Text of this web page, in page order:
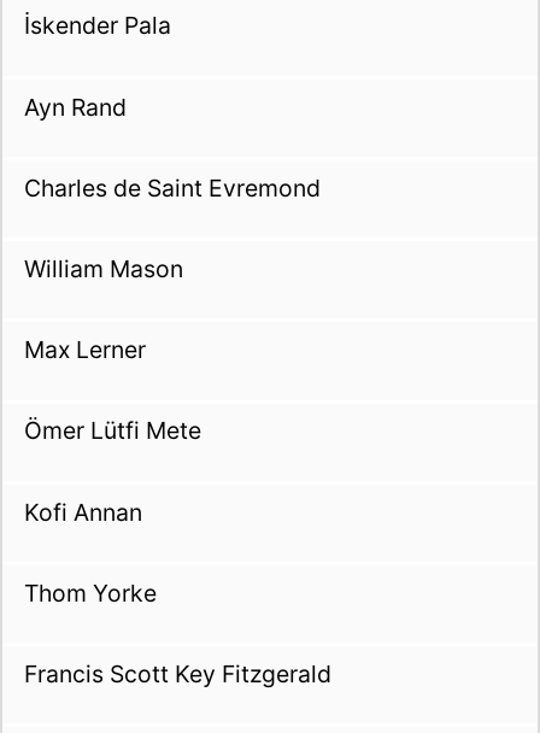
İskender Pala
Ayn Rand
Charles de Saint Evremond
William Mason
Max Lerner
Ömer Lütfi Mete
Kofi Annan
Thom Yorke
Francis Scott Key Fitzgerald